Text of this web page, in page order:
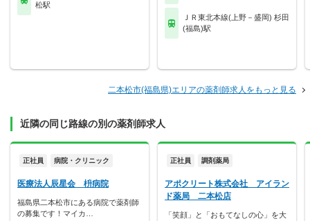
松駅
ＪＲ東北本線(上野－盛岡) 杉田
(福島)駅
二本松市(福島県)エリアの薬剤師求人をもっと見る
近隣の同じ路線の別の薬剤師求人
正社員 病院・クリニック
医療法人辰星会 枡病院
福島県二本松市にある病院で薬剤師
の募集です！マイカ…
正社員 調剤薬局
アポクリート株式会社 アイラン
ド薬局 二本松店
「笑顔」と「おもてなしの心」を大